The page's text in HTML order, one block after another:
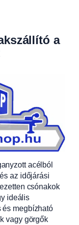
a
acélból
az időjárási
csónakok
ideális
és megbízható
vagy görgők